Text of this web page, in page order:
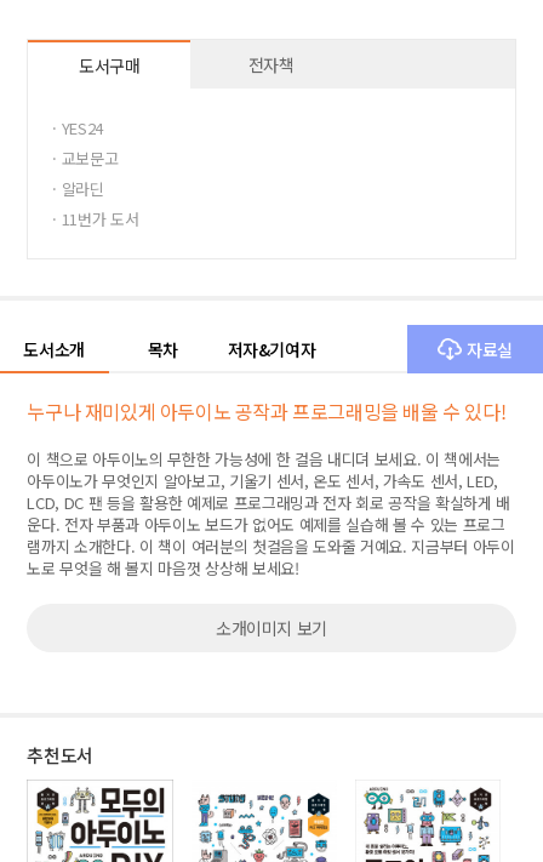
도서구매 전자책
· YES24
· 교보문고
· 알라딘
· 11번가 도서
도서소개 목차 저자&기여자 자료실
누구나 재미있게 아두이노 공작과 프로그래밍을 배울 수 있다!
이 책으로 아두이노의 무한한 가능성에 한 걸음 내디뎌 보세요. 이 책에서는
아두이노가 무엇인지 알아보고, 기울기 센서, 온도 센서, 가속도 센서, LED,
LCD, DC 팬 등을 활용한 예제로 프로그래밍과 전자 회로 공작을 확실하게 배
운다. 전자 부품과 아두이노 보드가 없어도 예제를 실습해 볼 수 있는 프로그
램까지 소개한다. 이 책이 여러분의 첫걸음을 도와줄 거예요. 지금부터 아두이
노로 무엇을 해 볼지 마음껏 상상해 보세요!
소개이미지 보기
추천도서